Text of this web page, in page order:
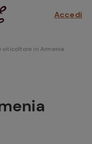
Accedi
viticoltore in Armenia